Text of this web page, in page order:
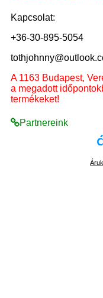
Kapcsolat:
+36-30-895-5054
A 1163 Budapest,
a megadott
termékeket!
Partnereink